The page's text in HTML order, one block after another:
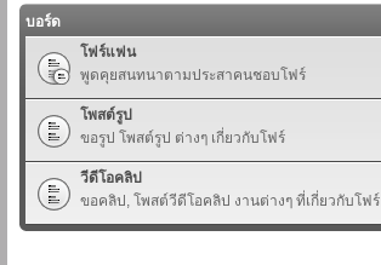
บอร์ด
โฟร์แฟน
พูดคุยสนทนาตามประสาคนชอบโฟร์
โพสต์รูป
ขอรูป โพสต์รูป ต่างๆ เกี่ยวกับโฟร์
วีดีโอคลิป
ขอคลิป, โพสต์วีดีโอคลิป งานต่างๆ ที่เกี่ยวกับโฟร์